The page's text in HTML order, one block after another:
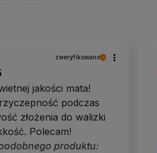
zweryfikowano
jakości mata!
podczas
złożenia do walizki
Polecam!
produktu: